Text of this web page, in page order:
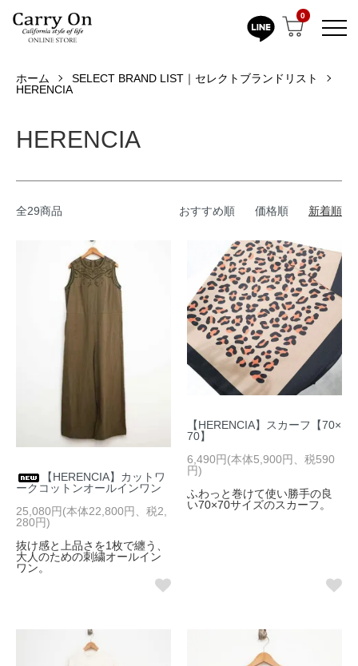
0
ホーム
SELECT BRAND LIST｜セレクトブランドリスト
HERENCIA
HERENCIA
全29商品 おすすめ順 価格順 新着順
【HERENCIA】カットワ
ークコットンオールインワン
25,080円(本体22,800円、税2,
280円)
抜け感と上品さを1枚で纏う、
大人のための刺繍オールイン
ワン。
【HERENCIA】スカーフ【70×
70】
6,490円(本体5,900円、税590
円)
ふわっと巻けて使い勝手の良
い70×70サイズのスカーフ。